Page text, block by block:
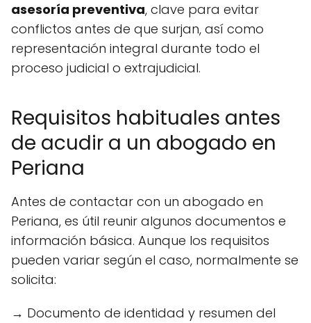
asesoría preventiva, clave para evitar
conflictos antes de que surjan, así como
representación integral durante todo el
proceso judicial o extrajudicial.
Requisitos habituales antes
de acudir a un abogado en
Periana
Antes de contactar con un abogado en
Periana, es útil reunir algunos documentos e
información básica. Aunque los requisitos
pueden variar según el caso, normalmente se
solicita:
→ Documento de identidad y resumen del